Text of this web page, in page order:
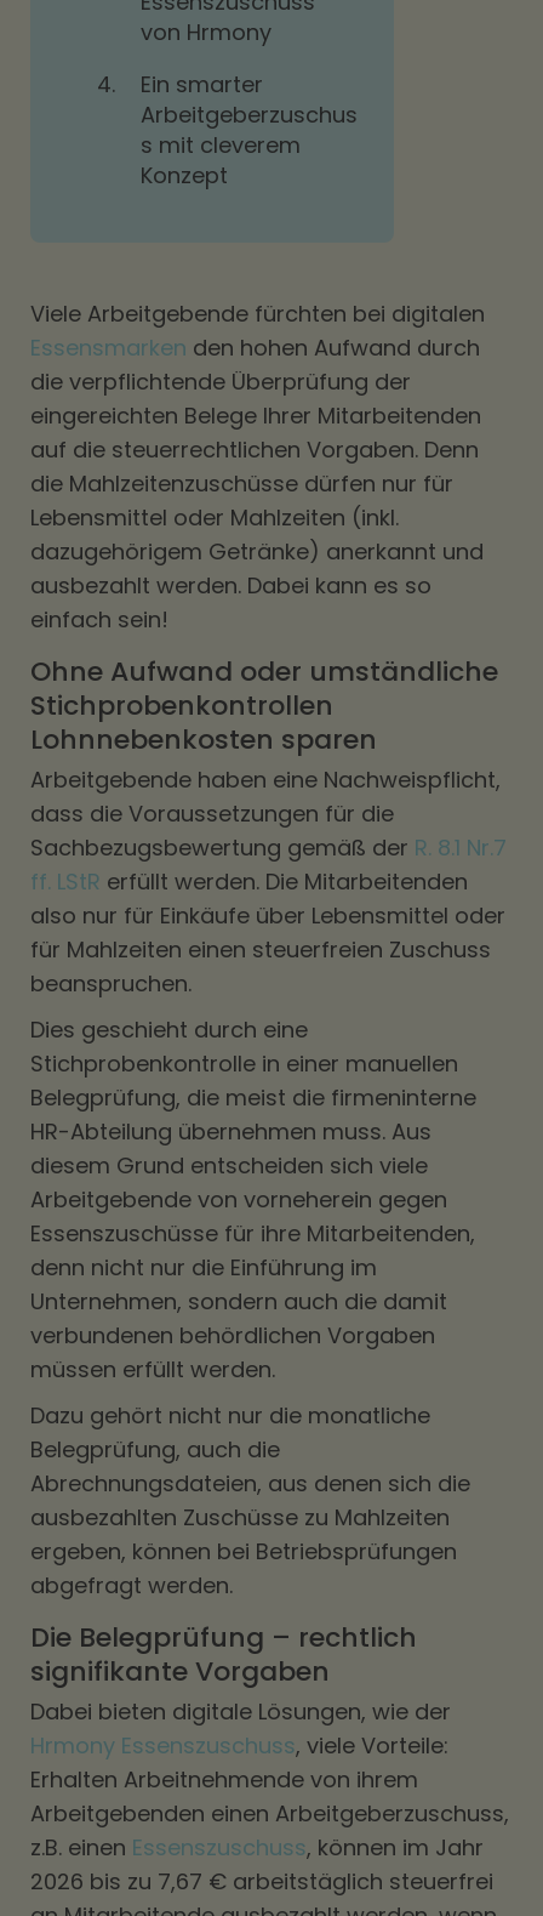
von Hrmony
4.
Ein smarter
Arbeitgeberzuschus
s mit cleverem
Konzept
Viele Arbeitgebende fürchten bei digitalen
Essensmarken den hohen Aufwand durch
die verpflichtende Überprüfung der
eingereichten Belege Ihrer Mitarbeitenden
auf die steuerrechtlichen Vorgaben. Denn
die Mahlzeitenzuschüsse dürfen nur für
Lebensmittel oder Mahlzeiten (inkl.
dazugehörigem Getränke) anerkannt und
ausbezahlt werden. Dabei kann es so
einfach sein!
Ohne Aufwand oder umständliche
Stichprobenkontrollen
Lohnnebenkosten sparen
Arbeitgebende haben eine Nachweispflicht,
dass die Voraussetzungen für die
Sachbezugsbewertung gemäß der R. 8.1 Nr.7
ff. LStR erfüllt werden. Die Mitarbeitenden
also nur für Einkäufe über Lebensmittel oder
für Mahlzeiten einen steuerfreien Zuschuss
beanspruchen.
Dies geschieht durch eine
Stichprobenkontrolle in einer manuellen
Belegprüfung, die meist die firmeninterne
HR-Abteilung übernehmen muss. Aus
diesem Grund entscheiden sich viele
Arbeitgebende von vorneherein gegen
Essenszuschüsse für ihre Mitarbeitenden,
denn nicht nur die Einführung im
Unternehmen, sondern auch die damit
verbundenen behördlichen Vorgaben
müssen erfüllt werden.
Dazu gehört nicht nur die monatliche
Belegprüfung, auch die
Abrechnungsdateien, aus denen sich die
ausbezahlten Zuschüsse zu Mahlzeiten
ergeben, können bei Betriebsprüfungen
abgefragt werden.
Die Belegprüfung – rechtlich
signifikante Vorgaben
Dabei bieten digitale Lösungen, wie der
Hrmony Essenszuschuss, viele Vorteile:
Erhalten Arbeitnehmende von ihrem
Arbeitgebenden einen Arbeitgeberzuschuss,
z.B. einen Essenszuschuss, können im Jahr
2026 bis zu 7,67 € arbeitstäglich steuerfrei